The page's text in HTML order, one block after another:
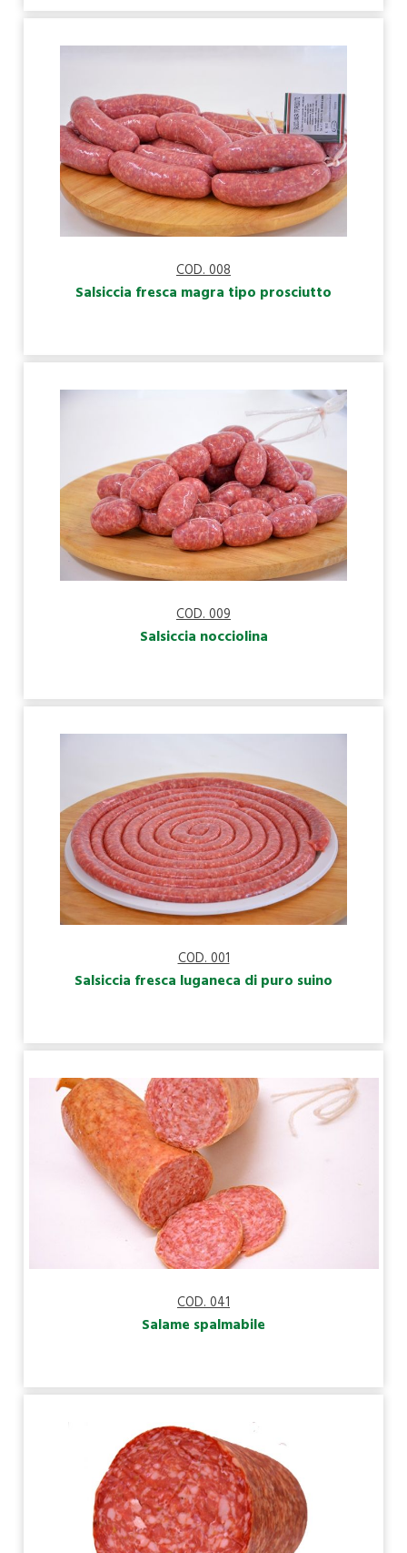
COD. 008
Salsiccia fresca magra tipo prosciutto
COD. 009
Salsiccia nocciolina
COD. 001
Salsiccia fresca luganeca di puro suino
COD. 041
Salame spalmabile